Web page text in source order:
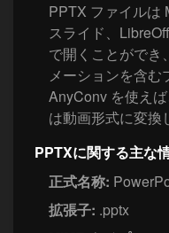
PPTX ファイルは
スライド、
で開くことができ
メーションを含む
AnyConv を使え
は動画形式に変換
PPTXに関する主な
正式名称:
拡張子: .pptx